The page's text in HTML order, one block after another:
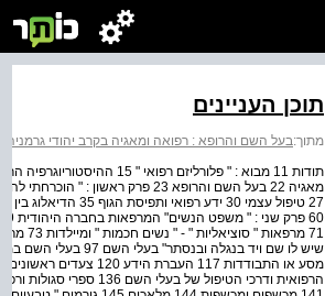
תוכן העניינים
מתוך:בעל השם והרופא : רפואה ומאגיה בקרב יהודי
מאגיה 22 בעל השם והרופא 23 פרק